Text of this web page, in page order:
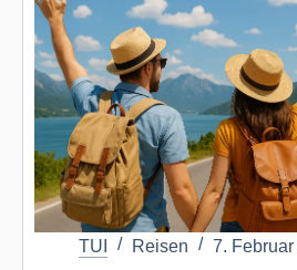
DE
TUI Reisen 7.